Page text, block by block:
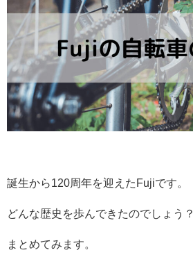
誕生から120周年を迎えたFujiです。
どんな歴史を歩んできたのでしょう？
まとめてみます。